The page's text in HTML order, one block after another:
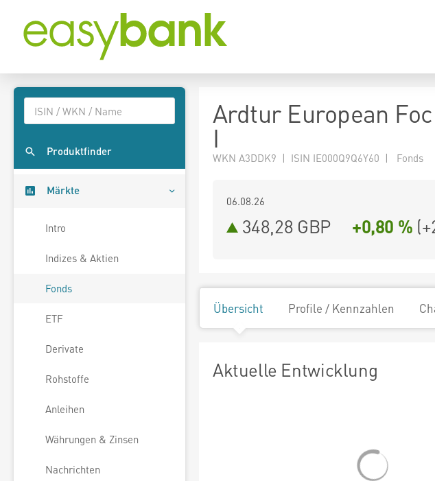
Produktfinder
Märkte
Intro
Indizes & Aktien
Fonds
ETF
Derivate
Rohstoffe
Anleihen
Währungen & Zinsen
Nachrichten
Ardtur European
I
WKN A3DDK9 | ISIN IE000Q9Q6Y60 | Fonds
06.08.26
348,28 GBP +0,80 % (
Übersicht Profile / Kennzahlen
Aktuelle Entwicklung